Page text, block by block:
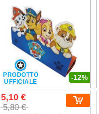
-12%
PRODOTTO
UFFICIALE
5,10 €
5,80 €